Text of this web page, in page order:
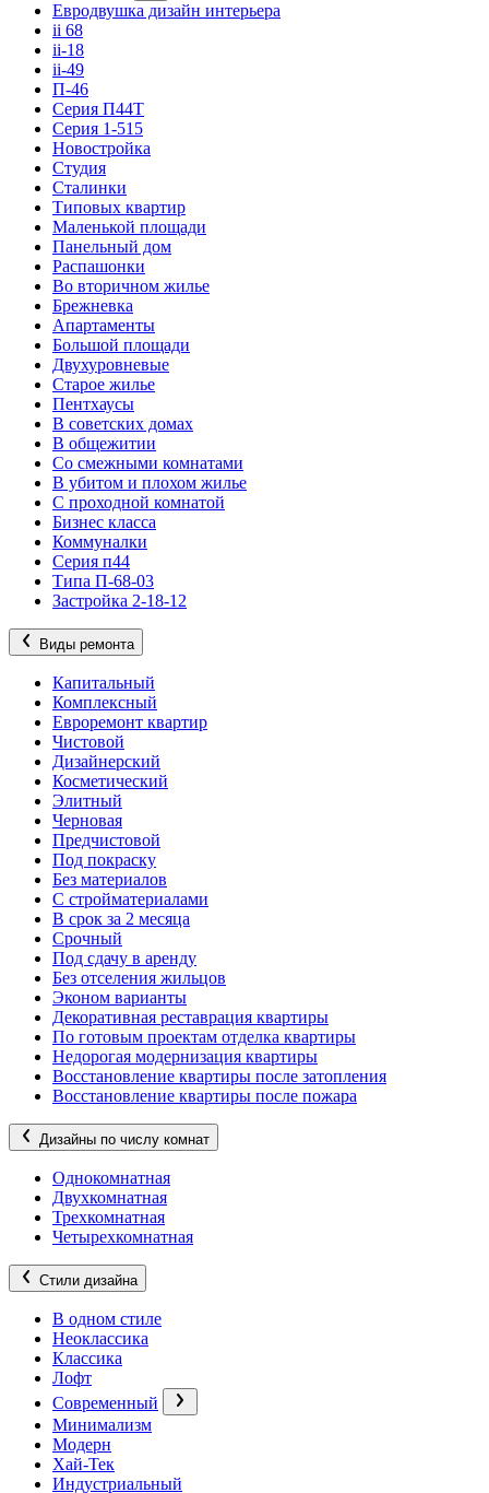
Евродвушка дизайн интерьера
ii 68
ii-18
ii-49
П-46
Серия П44Т
Серия 1-515
Новостройка
Студия
Сталинки
Типовых квартир
Маленькой площади
Панельный дом
Распашонки
Во вторичном жилье
Брежневка
Апартаменты
Большой площади
Двухуровневые
Старое жилье
Пентхаусы
В советских домах
В общежитии
Со смежными комнатами
В убитом и плохом жилье
С проходной комнатой
Бизнес класса
Коммуналки
Серия п44
Типа П-68-03
Застройка 2-18-12
Виды ремонта
Капитальный
Комплексный
Евроремонт квартир
Чистовой
Дизайнерский
Косметический
Элитный
Черновая
Предчистовой
Под покраску
Без материалов
С стройматериалами
В срок за 2 месяца
Срочный
Под сдачу в аренду
Без отселения жильцов
Эконом варианты
Декоративная реставрация квартиры
По готовым проектам отделка квартиры
Недорогая модернизация квартиры
Восстановление квартиры после затопления
Восстановление квартиры после пожара
Дизайны по числу комнат
Однокомнатная
Двухкомнатная
Трехкомнатная
Четырехкомнатная
Стили дизайна
В одном стиле
Неоклассика
Классика
Лофт
Современный
Минимализм
Модерн
Хай-Тек
Индустриальный